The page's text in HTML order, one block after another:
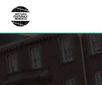
Skip
content